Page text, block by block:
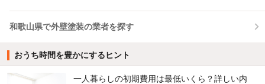
和歌山県で外壁塗装の業者を探す
おうち時間を豊かにするヒント
一人暮らしの初期費用は最低いくら？詳しい内